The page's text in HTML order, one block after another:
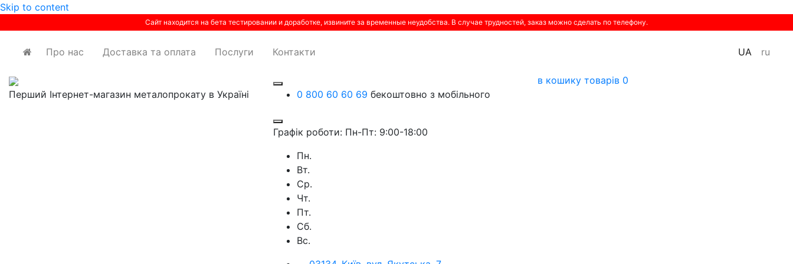
Skip to content
Сайт находится на бета тестировании и доработке, извините за временные неудобства. В случае трудностей, заказ можно сделать по телефону.
Про нас Доставка та оплата Послуги Контакти UA ru
Перший Інтернет-магазин металопрокату в Україні 0 800 60 60 69 бекоштовно з мобільного
Графік роботи: Пн-Пт: 9:00-18:00
Пн.
Вт.
Ср.
Чт.
Пт.
Сб.
Вс.
в кошику товарів 0